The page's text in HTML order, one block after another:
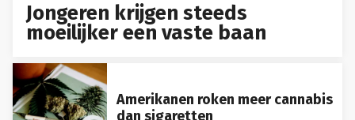
Jongeren krijgen steeds
moeilijker een vaste baan
Amerikanen roken meer cannabis
dan sigaretten